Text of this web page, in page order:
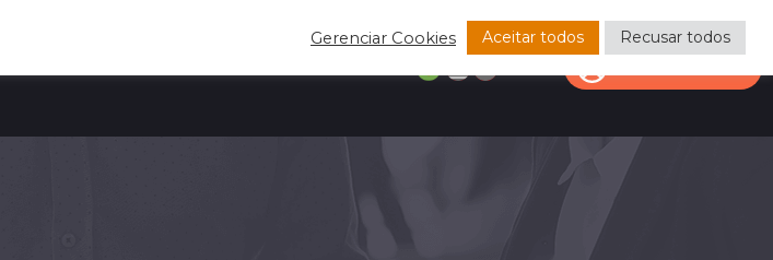
Gerenciar Cookies Aceitar todos Recusar todos